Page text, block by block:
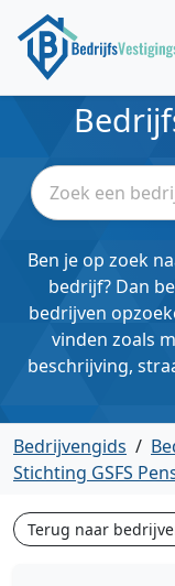
Ben je op zoek
bedrijf? Dan
bedrijven
vinden zoals
beschrijving,
Bedrijvengids /
Stichting GSFS
Terug naar